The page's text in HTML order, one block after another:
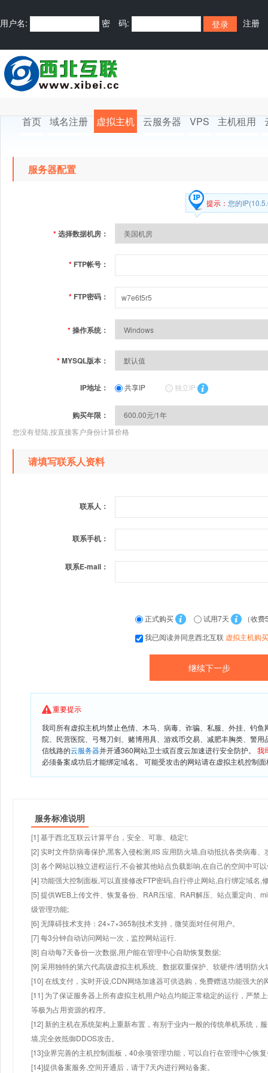
用户名: 密 码: 注册
首页 域名注册 虚拟主机 云服务器 VPS 主机租用
服务器配置
提示： 您的
*选择数据机房：
* FTP帐号：
* FTP密码：
*操作系统：
*MYSQL版本：
IP地址： 共享IP 独立IP
购买年限：
您没有登陆,按直接客户身份计算价格
请填写联系人资料
联系人：
联系手机：
联系E-mail：
正式购买 试用7天
（收费
我已阅读并同意西北互联 虚拟主机购
重要提示
我司所有虚拟主机均禁止色情、木马、病毒、诈骗、私服、外挂、钓
院、民营医院、弓驽刀剑、赌博用具、游戏币交易、减肥丰胸类、警
信线路的云服务器并开通360网站卫士或百度云加速进行安全防护。 我
必须备案成功后才能绑定域名。 可能受攻击的网站请在虚拟主机控制
服务标准说明
[1] 基于西北互联云计算平台，安全、可靠、稳定!;
[2] 实时文件防病毒保护,黑客入侵检测,IIS 应用防火墙,自动抵抗各类病毒、
[3] 各个网站以独立进程运行,不会被其他站点负载影响,在自己的空间中可
[4] 功能强大控制面板,可以直接修改FTP密码,自行停止网站,自行绑定域名,
[5] 提供WEB上传文件、恢复备份、RAR压缩、RAR解压、站点重定向、
级管理功能;
[6] 无障碍技术支持：24×7×365制技术支持，微笑面对任何用户。
[7] 每3分钟自动访问网站一次，监控网站运行.
[8] 自动每7天备份一次数据,用户能在管理中心自助恢复数据;
[9] 采用独特的第六代高级虚拟主机系统、数据双重保护、软硬件/透明防火
[10] 在线支付，实时开设,CDN网络加速器可供选购，免费赠送功能强大
[11] 为了保证服务器上所有虚拟主机用户站点均能正常稳定的运行，严禁
等极为占用资源的程序。
[12] 新的主机在系统架构上重新布置，有别于业内一般的传统单机系统，
墙,完全效抵御DDOS攻击。
[13]业界完善的主机控制面板，40余项管理功能，可以自行在管理中心恢
[14]提供备案服务,空间开通后，请于7天内进行网站备案。